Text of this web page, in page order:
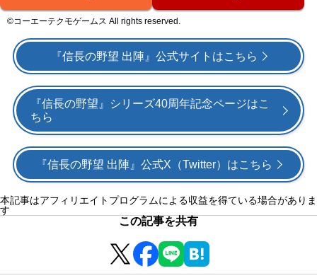
©コーエーテクモゲームス All rights reserved.
『信長の野望 出陣』公式サイトはこちら
『信長の野望』シリーズ40周年記念ページはこ
ちら
『信長の野望 出陣』公式X（Twitter）はこちら
本記事はアフィリエイトプログラムによる収益を得ている場合がありま
す
この記事を共有